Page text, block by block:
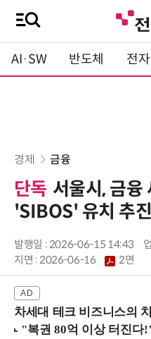
AI·SW 반도체 전자
경제 금융
단독 서울시, 금융
'SIBOS' 유치 추진
발행일 : 2026-06-15 14:43
지면 :2026-06-16 2면
차세대 테크 비즈니스의 치트키, 양자컴